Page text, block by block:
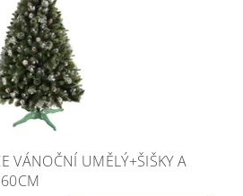
VÁNOČNÍ UMĚLÝ+ŠIŠKY A